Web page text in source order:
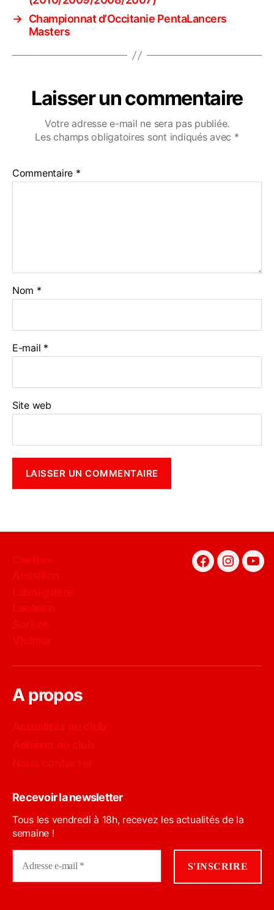
→ Championnat d’Occitanie PentaLancers
Masters
Laisser un commentaire
Votre adresse e-mail ne sera pas publiée.
Les champs obligatoires sont indiqués avec *
Commentaire *
Nom *
E-mail *
Site web
Facebook
A propos
Recevoir la newsletter
Tous les vendredi à 18h, recevez les actualités de la
semaine !